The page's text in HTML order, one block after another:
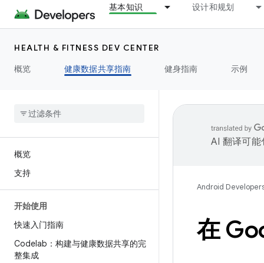
基本知识 设计和规划
HEALTH & FITNESS DEV CENTER
概览
健康数据共享指南 健身指南 示例
概览
支持
开始使用
快速入门指南
Codelab：构建与健康数据共享的完
整集成
AI 翻译可能
Android
在